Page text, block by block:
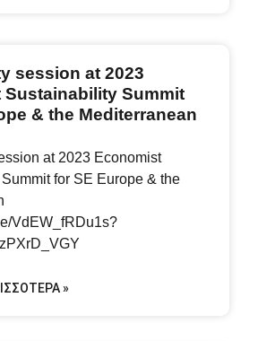
session at 2023
Sustainability Summit
& the Mediterranean
at 2023 Economist
for SE Europe & the
VdEW_fRDu1s?
»